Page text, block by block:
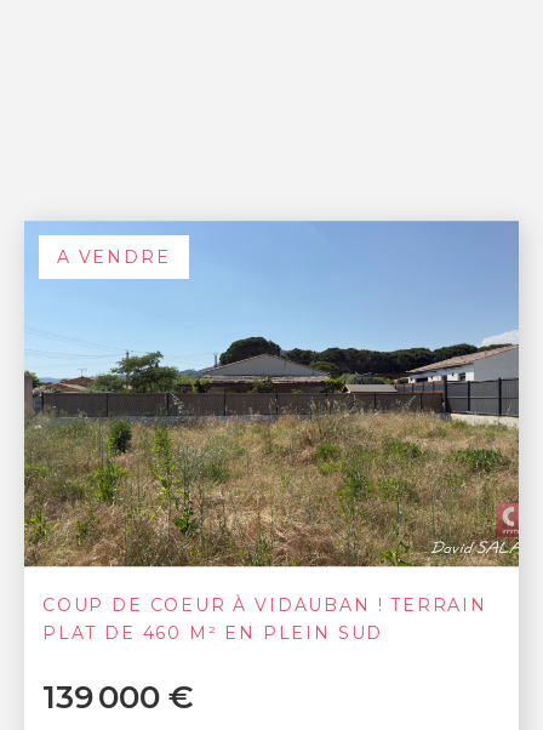
A VENDRE
COUP DE COEUR À VIDAUBAN ! TERRAIN
PLAT DE 460 M² EN PLEIN SUD
139 000 €